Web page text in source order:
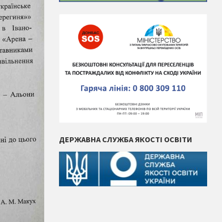
ДЕРЖАВНА СЛУЖБА ЯКОСТІ ОСВІТИ